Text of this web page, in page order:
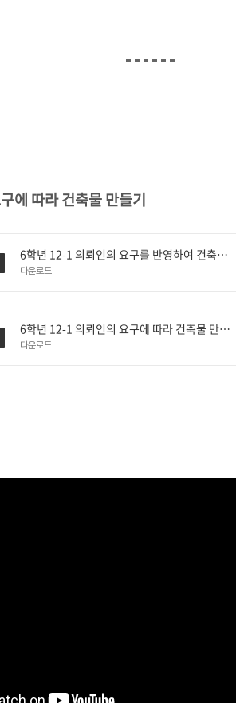
에 따라 건축물 만들기
6학년 12-1 의뢰인의 요구를 반영하여 건축하기(지도안).hwp
다운로드
6학년 12-1 의뢰인의 요구에 따라 건축물 만들기(PPT).pptx
다운로드